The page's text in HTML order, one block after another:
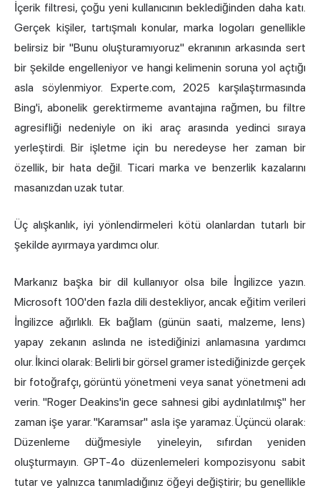
İçerik filtresi, çoğu yeni kullanıcının beklediğinden daha katı.
Gerçek kişiler, tartışmalı konular, marka logoları genellikle
belirsiz bir "Bunu oluşturamıyoruz" ekranının arkasında sert
bir şekilde engelleniyor ve hangi kelimenin soruna yol açtığı
asla söylenmiyor. Experte.com, 2025 karşılaştırmasında
Bing'i, abonelik gerektirmeme avantajına rağmen, bu filtre
agresifliği nedeniyle on iki araç arasında yedinci sıraya
yerleştirdi. Bir işletme için bu neredeyse her zaman bir
özellik, bir hata değil. Ticari marka ve benzerlik kazalarını
masanızdan uzak tutar.
Üç alışkanlık, iyi yönlendirmeleri kötü olanlardan tutarlı bir
şekilde ayırmaya yardımcı olur.
Markanız başka bir dil kullanıyor olsa bile İngilizce yazın.
Microsoft 100'den fazla dili destekliyor, ancak eğitim verileri
İngilizce ağırlıklı. Ek bağlam (günün saati, malzeme, lens)
yapay zekanın aslında ne istediğinizi anlamasına yardımcı
olur. İkinci olarak: Belirli bir görsel gramer istediğinizde gerçek
bir fotoğrafçı, görüntü yönetmeni veya sanat yönetmeni adı
verin. "Roger Deakins'in gece sahnesi gibi aydınlatılmış" her
zaman işe yarar. "Karamsar" asla işe yaramaz. Üçüncü olarak:
Düzenleme düğmesiyle yineleyin, sıfırdan yeniden
oluşturmayın. GPT-4o düzenlemeleri kompozisyonu sabit
tutar ve yalnızca tanımladığınız öğeyi değiştirir; bu genellikle